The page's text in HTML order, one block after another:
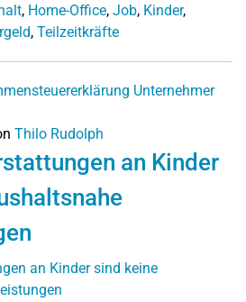
, Home-Office, Job, Kinder,
, Teilzeitkräfte
Unternehmer
Thilo Rudolph
an Kinder